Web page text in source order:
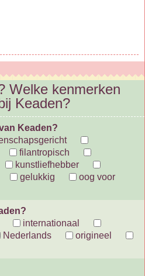
Welke kenmerken
Keaden?
Keaden?
filantropisch
kunstliefhebber
gelukkig
oog voor
internationaal
Nederlands
origineel